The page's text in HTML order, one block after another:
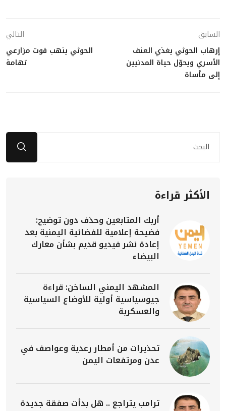
السابق
إرهاب الحوثي يغذي العنف
الأسري ويحوّل حياة المدنيين
إلى مأساة
التالي
الحوثي ينهب قوت مزارعي
تهامة
الأكثر قراءة
أربك المتابعين وحذف دون توضيح:
فضيحة إعلامية للفضائية اليمنية بعد
إعادة نشر فيديو قديم بشأن معارك
البيضاء
المشهد اليمني الساخن: قراءة
جيوسياسية أولية للأوضاع السياسية
والعسكرية
تحذيرات من أمطار رعدية وعواصف في
عدن ومرتفعات اليمن
ترامب يتراجع .. هل بدأت صفقة جديدة